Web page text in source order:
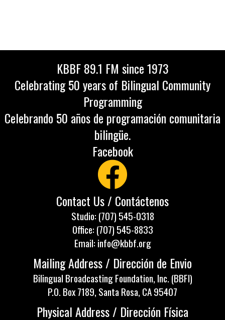
KBBF 89.1 FM since 1973
Celebrating 50 years of Bilingual Community
Programming
Celebrando 50 años de programación comunitaria
bilingüe.
Facebook
Contact Us / Contáctenos
Studio: (707) 545-0318
Office: (707) 545-8833
Email: info@kbbf.org
Mailing Address / Dirección de Envio
Bilingual Broadcasting Foundation, Inc. (BBFI)
P.O. Box 7189, Santa Rosa, CA 95407
Physical Address / Dirección Física